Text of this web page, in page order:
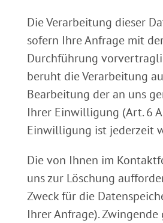
Die Verarbeitung dieser
sofern Ihre Anfrage mit
Durchführung
beruht die Verarbeitung
Bearbeitung der an uns
Ihrer Einwilligung (Art. 6
Einwilligung ist jederzeit
Die von Ihnen im
uns zur Löschung
Zweck für die
Ihrer Anfrage).